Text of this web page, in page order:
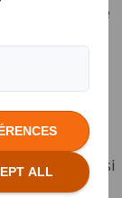
déchets afin de
sur
d’agir, de
permet
de déchets,
les
Cela aide aussi
depuis